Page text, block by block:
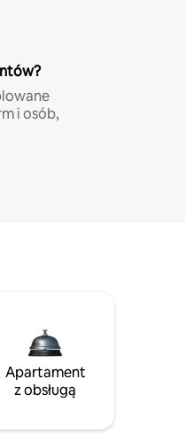
i osób,
Apartament
z obsługą